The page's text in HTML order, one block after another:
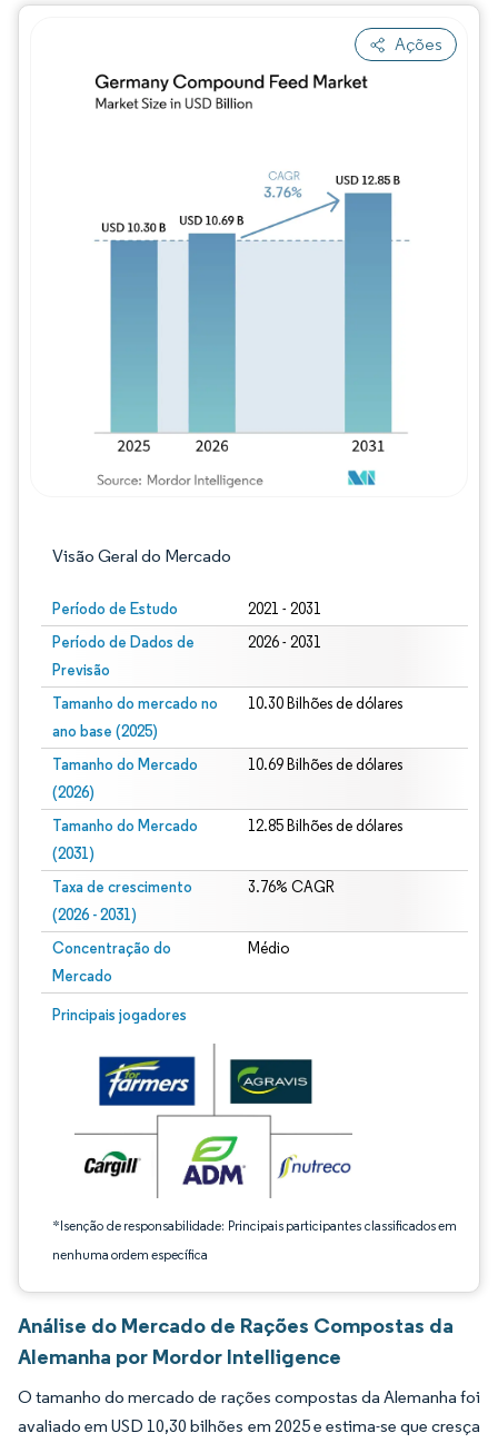
Ações
Visão Geral do Mercado
Período de Estudo 2021 - 2031
Período de Dados de
Previsão
2026 - 2031
Tamanho do mercado no
ano base (2025)
10.30 Bilhões de dólares
Tamanho do Mercado
(2026)
10.69 Bilhões de dólares
Tamanho do Mercado
(2031)
12.85 Bilhões de dólares
Taxa de crescimento
(2026 - 2031)
3.76% CAGR
Concentração do
Mercado
Médio
Principais jogadores
*Isenção de responsabilidade: Principais participantes classificados em
nenhuma ordem específica
Imagem © Mordor Intelligence. O reuso requer atribuição conforme CC BY 4.0.
Análise do Mercado de Rações Compostas da
Alemanha por Mordor Intelligence
O tamanho do mercado de rações compostas da Alemanha foi
avaliado em USD 10,30 bilhões em 2025 e estima-se que cresça